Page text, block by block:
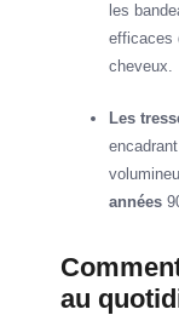
les
efficaces
cheveux.
Les
années
au